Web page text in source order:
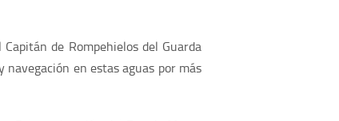
de Rompehielos del Guarda
navegación en estas aguas por más